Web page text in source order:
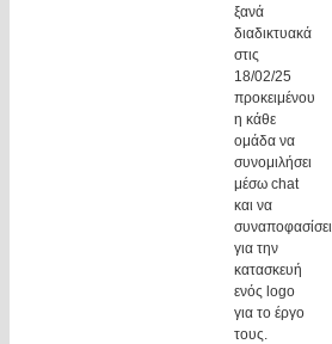
ξανά
διαδικτυακά
στις
18/02/25
προκειμένου
η κάθε
ομάδα να
συνομιλήσει
μέσω chat
και να
συναποφασίσει
για την
κατασκευή
ενός logo
για το έργο
τους.